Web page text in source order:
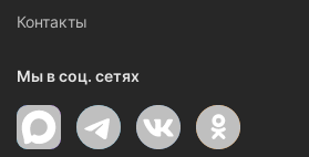
Контакты
Мы в соц. сетях